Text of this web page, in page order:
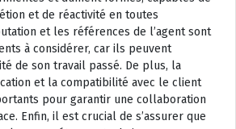
et de réactivité en toutes
et les références de l’agent sont
à considérer, car ils peuvent
de son travail passé. De plus, la
et la compatibilité avec le client
pour garantir une collaboration
Enfin, il est crucial de s’assurer que